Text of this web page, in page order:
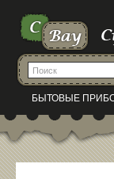
БЫТОВЫЕ